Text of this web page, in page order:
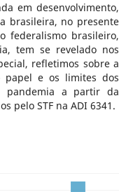
em desenvolvimento,
brasileira, no presente
federalismo brasileiro,
tem se revelado nos
refletimos sobre a
papel e os limites dos
pandemia a partir da
pelo STF na ADI 6341.